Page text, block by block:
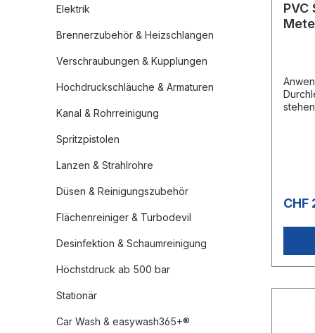
Elektrik
Brennerzubehör & Heizschlangen
Verschraubungen & Kupplungen
Hochdruckschläuche & Armaturen
Kanal & Rohrreinigung
Spritzpistolen
Lanzen & Strahlrohre
Düsen & Reinigungszubehör
Flächenreiniger & Turbodevil
Desinfektion & Schaumreinigung
Höchstdruck ab 500 bar
Stationär
Car Wash & easywash365+®
PVC
CHF